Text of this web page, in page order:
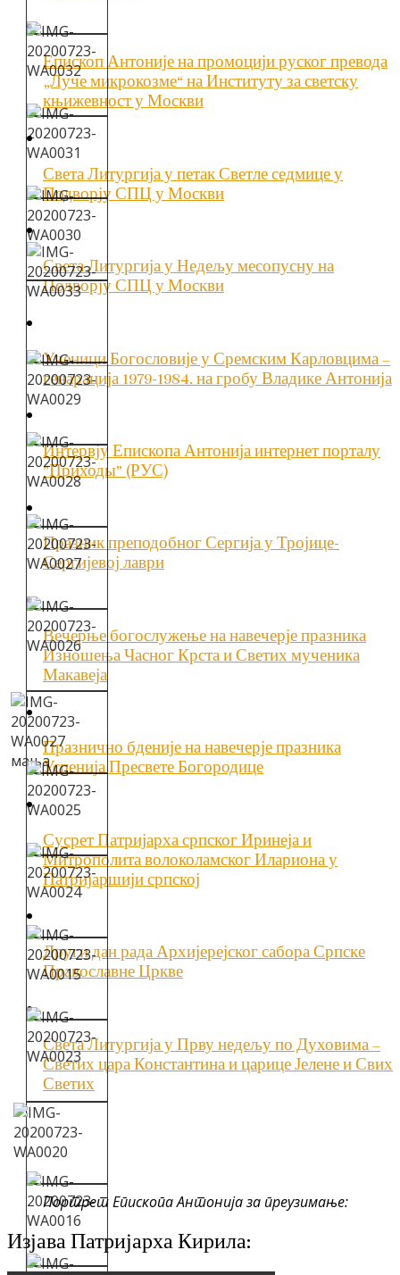
Епископ Антоније на промоцији руског превода
„Луче микрокозме“ на Институту за светску
књижевност у Москви
Света Литургија у петак Светле седмице у
Подворју СПЦ у Москви
Света Литургија у Недељу месопусну на
Подворју СПЦ у Москви
Ученици Богословије у Сремским Карловцима –
генарација 1979-1984. на гробу Владике Антонија
Интервју Епископа Антонија интернет порталу
”Приходы” (РУС)
Празник преподобног Сергија у Тројице-
Сергијевој лаври
Вечерње богослужење на навечерје празника
Изношења Часног Крста и Светих мученика
Макавеја
Празнично бденије на навечерје празника
Успенија Пресвете Богородице
Сусрет Патријарха српског Иринеја и
Митрополита волоколамског Илариона у
Патријаршији српској
Други дан рада Архијерејског сабора Српске
Православне Цркве
Света Литургија у Прву недељу по Духовима –
Светих цара Константина и царице Јелене и Свих
Светих
Портрет Епископа Антонија за преузимање:
Изјава Патријарха Кирила: